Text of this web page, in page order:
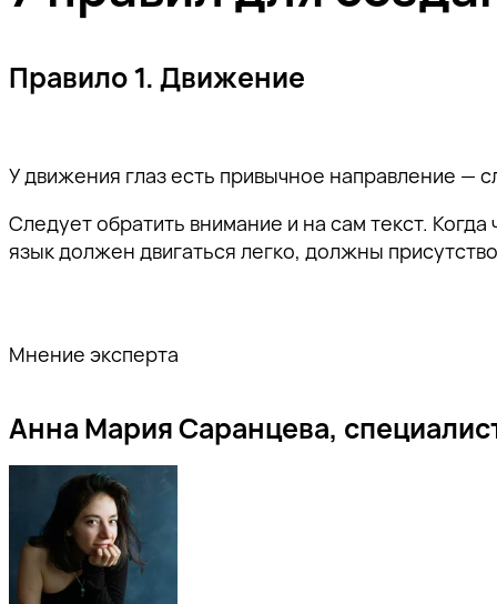
Правило 1. Движение
У движения глаз есть привычное направление —
Следует обратить внимание и на сам текст.
язык должен двигаться легко, должны
Мнение эксперта
Анна Мария Саранцева,